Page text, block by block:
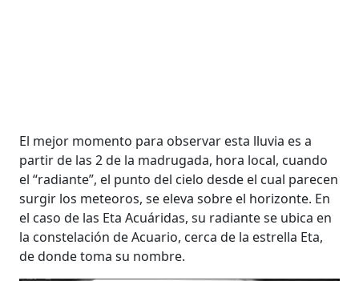
El mejor momento para observar esta lluvia es a
partir de las 2 de la madrugada, hora local, cuando
el “radiante”, el punto del cielo desde el cual parecen
surgir los meteoros, se eleva sobre el horizonte. En
el caso de las Eta Acuáridas, su radiante se ubica en
la constelación de Acuario, cerca de la estrella Eta,
de donde toma su nombre.